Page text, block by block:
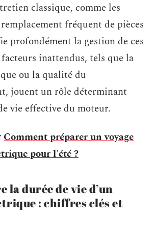
classique, comme les
fréquent de pièces
profondément la gestion de ces
inattendus, tels que la
ou la qualité du
jouent un rôle déterminant
vie effective du moteur.
Comment préparer un voyage
pour l'été ?
la durée de vie d’un
: chiffres clés et